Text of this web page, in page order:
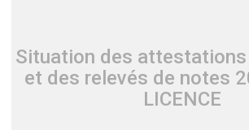
Situation des
et des relevés de notes
LICENCE